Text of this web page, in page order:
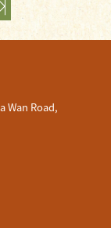
Wan Road,